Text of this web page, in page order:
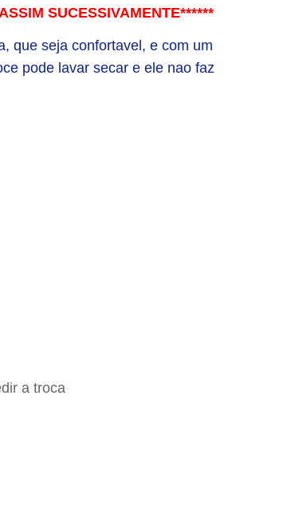
SUCESSIVAMENTE******
que seja confortavel, e com um
pode lavar secar e ele nao faz
a troca